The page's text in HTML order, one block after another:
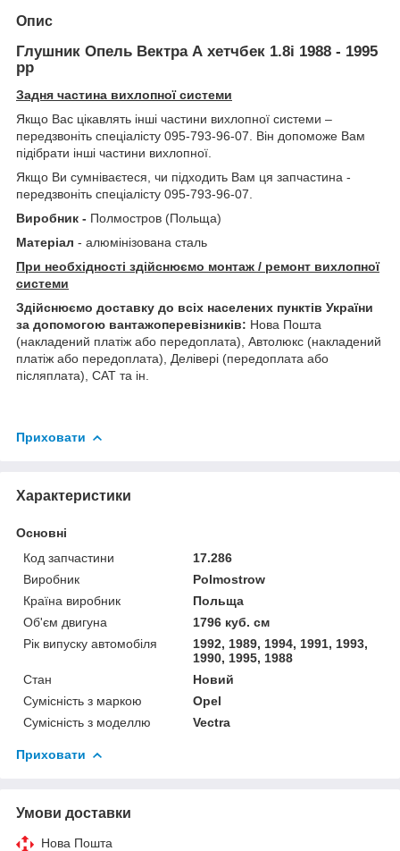
Опис
Глушник Опель Вектра А хетчбек 1.8і 1988 - 1995
рр
Задня частина вихлопної системи
Якщо Вас цікавлять інші частини вихлопної системи –
передзвоніть спеціалісту 095-793-96-07. Він допоможе Вам
підібрати інші частини вихлопної.
Якщо Ви сумніваєтеся, чи підходить Вам ця запчастина -
передзвоніть спеціалісту 095-793-96-07.
Виробник - Полмостров (Польща)
Матеріал - алюмінізована сталь
При необхідності здійснюємо монтаж / ремонт вихлопної
системи
Здійснюємо доставку до всіх населених пунктів України
за допомогою вантажоперевізників: Нова Пошта
(накладений платіж або передоплата), Автолюкс (накладений
платіж або передоплата), Делівері (передоплата або
післяплата), САТ та ін.
Приховати
Характеристики
Основні
Код запчастини
17.286
Виробник
Polmostrow
Країна виробник
Польща
Об'єм двигуна
1796 куб. см
Рік випуску автомобіля
1992, 1989, 1994, 1991, 1993,
1990, 1995, 1988
Стан
Новий
Сумісність з маркою
Opel
Сумісність з моделлю
Vectra
Приховати
Умови доставки
Нова Пошта